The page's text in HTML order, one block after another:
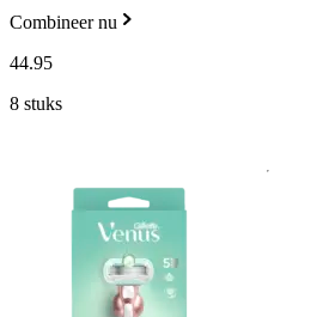
Combineer nu
44.95
8 stuks